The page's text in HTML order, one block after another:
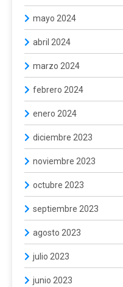
mayo 2024
abril 2024
marzo 2024
febrero 2024
enero 2024
diciembre 2023
noviembre 2023
octubre 2023
septiembre 2023
agosto 2023
julio 2023
junio 2023